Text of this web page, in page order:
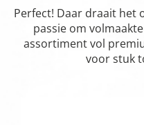
Perfect! Daar draait het
passie om
assortiment vol
voor stuk